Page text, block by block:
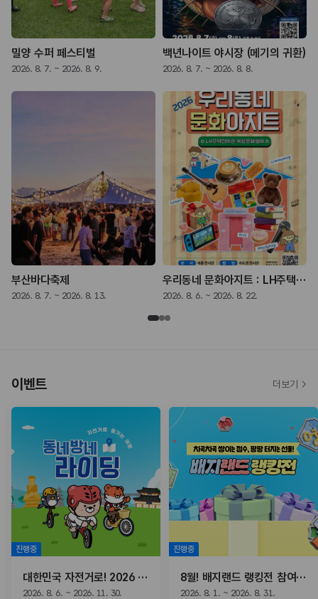
밀양 수퍼 페스티벌
2026. 8. 7. ~ 2026. 8. 9.
백년나이트 야시장 (메기의 귀환)
2026. 8. 7. ~ 2026. 8. 8.
부산바다축제
2026. 8. 7. ~ 2026. 8. 13.
우리동네 문화아지트 : LH주택전시관 복합문화행사
2026. 8. 6. ~ 2026. 8. 22.
이벤트
진행중
대한민국 자전거로! 2026 동네방네 라이딩
2026. 8. 6. ~ 2026. 11. 30.
진행중
8월! 배지랜드 랭킹전 참여하고, 선물받자!
2026. 8. 1. ~ 2026. 8. 31.
더보기